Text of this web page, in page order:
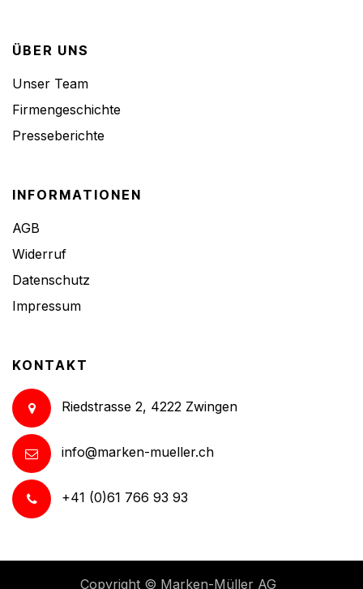
ÜBER UNS
Unser Team
Firmengeschichte
Presseberichte
INFORMATIONEN
AGB
Widerruf
Datenschutz
Impressum
KONTAKT
Riedstrasse 2, 4222 Zwingen
info@marken-mueller.ch
+41 (0)61 766 93 93
Copyright © Marken-Müller AG